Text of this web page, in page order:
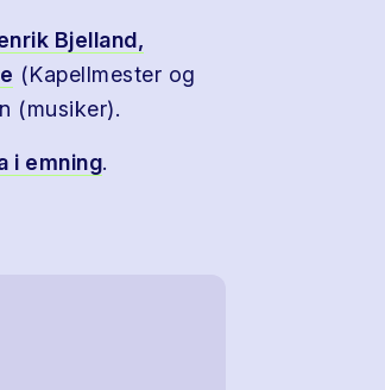
Bjelland,
(Kapellmester og
(musiker).
i emning.